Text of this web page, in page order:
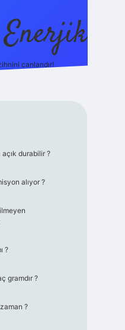
Enerjik
canlandır!
açık durabilir ?
alıyor ?
?
gramdır ?
?